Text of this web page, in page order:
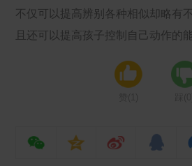
不仅可以提高辨别各种相似却略有
且还可以提高孩子控制自己动作的能